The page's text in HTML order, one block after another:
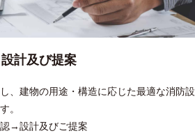
設計及び提案
、建物の用途・構造に応じた最適な消防設
。
→設計及びご提案